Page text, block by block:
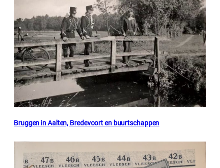
Bruggen in Aalten, Bredevoort en buurtschappen